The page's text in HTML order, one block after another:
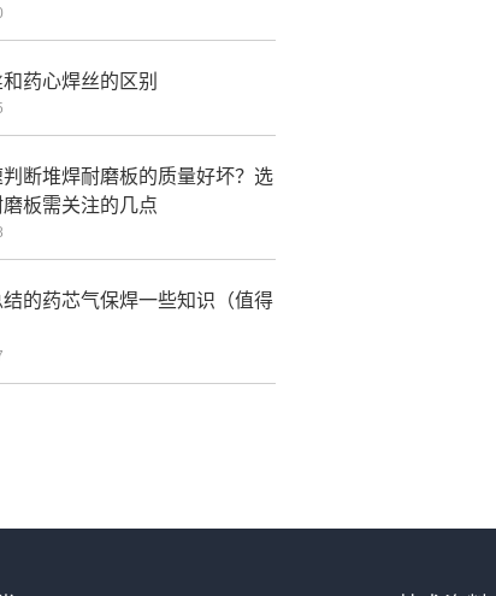
药心焊丝的区别
断堆焊耐磨板的质量好坏？选
板需关注的几点
的药芯气保焊一些知识（值得